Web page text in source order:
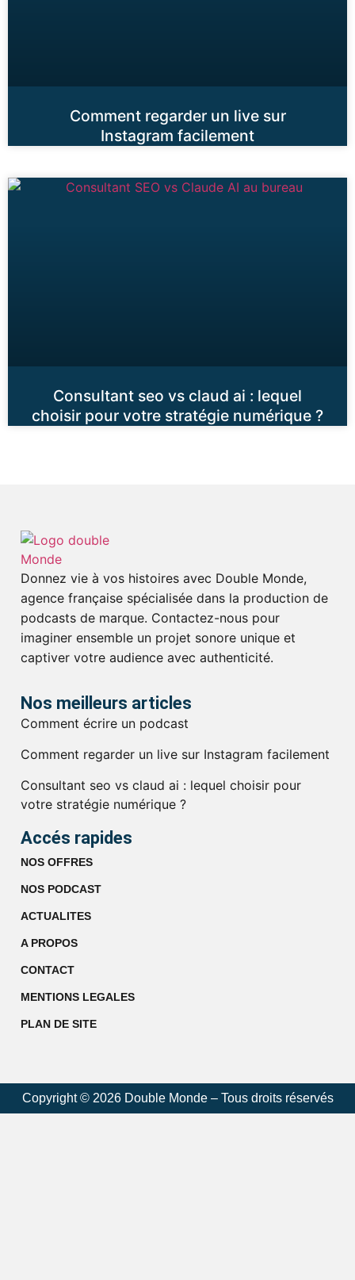
Comment regarder un live sur
Instagram facilement
Consultant seo vs claud ai : lequel
choisir pour votre stratégie numérique ?
Donnez vie à vos histoires avec Double Monde,
agence française spécialisée dans la production de
podcasts de marque. Contactez-nous pour
imaginer ensemble un projet sonore unique et
captiver votre audience avec authenticité.
Nos meilleurs articles
Comment écrire un podcast
Comment regarder un live sur Instagram facilement
Consultant seo vs claud ai : lequel choisir pour
votre stratégie numérique ?
Accés rapides
NOS OFFRES
NOS PODCAST
ACTUALITES
A PROPOS
CONTACT
MENTIONS LEGALES
PLAN DE SITE
Copyright © 2026 Double Monde – Tous droits réservés